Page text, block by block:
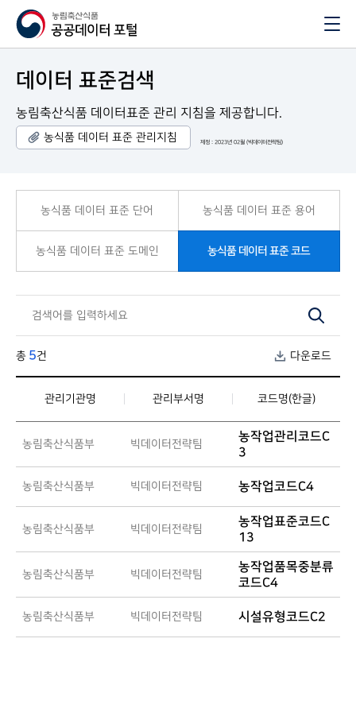
데이터 표준검색
농림축산식품 데이터표준 관리 지침을 제공합니다.
농식품 데이터 표준 관리지침 제정 : 2023년 02월 (빅데이터전략팀)
농식품 데이터 표준 단어 농식품 데이터 표준 용어
농식품 데이터 표준 도메인 농식품 데이터 표준 코드
총 5건 다운로드
관리기관명 관리부서명 코드명(한글)
농림축산식품부 빅데이터전략팀
농작업관리코드C
3
농림축산식품부 빅데이터전략팀 농작업코드C4
농림축산식품부 빅데이터전략팀
농작업표준코드C
13
농림축산식품부 빅데이터전략팀
농작업품목중분류
코드C4
농림축산식품부 빅데이터전략팀 시설유형코드C2